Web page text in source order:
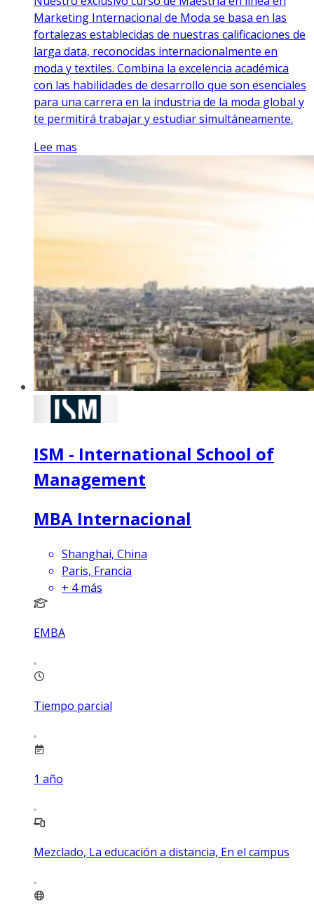
Marketing Internacional de Moda se basa en las
fortalezas establecidas de nuestras calificaciones de
larga data, reconocidas internacionalmente en
moda y textiles. Combina la excelencia académica
con las habilidades de desarrollo que son esenciales
para una carrera en la industria de la moda global y
te permitirá trabajar y estudiar simultáneamente.
Lee mas
ISM - International School of
Management
MBA Internacional
Shanghai, China
Paris, Francia
+ 4 más
EMBA
Tiempo parcial
1 año
Mezclado, La educación a distancia, En el campus